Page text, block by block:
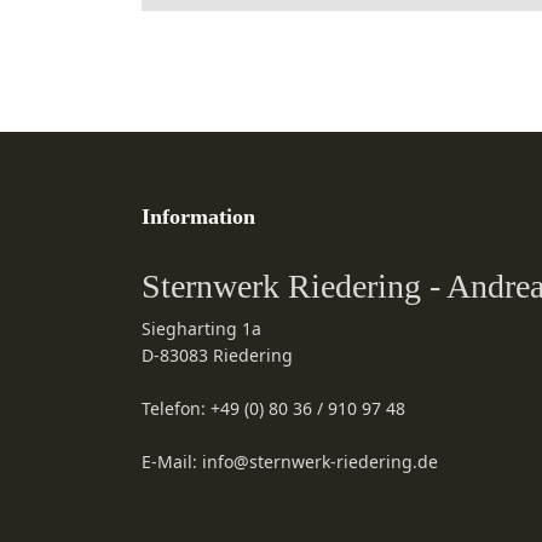
Information
Sternwerk Riedering -
Siegharting 1a
D-83083 Riedering
Telefon: +49 (0) 80 36 / 910 97 48
E-Mail: info@sternwerk-riedering.de